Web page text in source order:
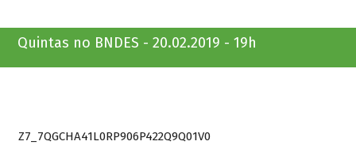
Quintas no BNDES - 20.02.2019 - 19h
Z7_7QGCHA41L0RP906P422Q9Q01V0